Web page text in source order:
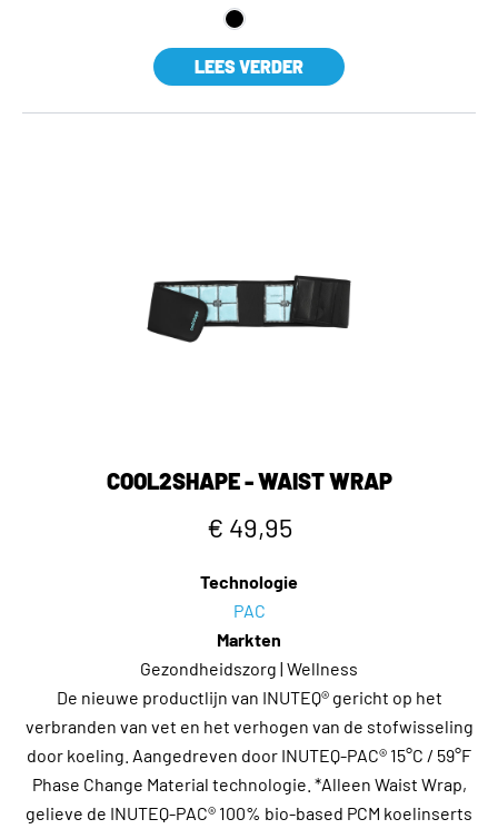
LEES VERDER
COOL2SHAPE - WAIST WRAP
€ 49,95
Technologie
PAC
Markten
Gezondheidszorg | Wellness
De nieuwe productlijn van INUTEQ® gericht op het
verbranden van vet en het verhogen van de stofwisseling
door koeling. Aangedreven door INUTEQ-PAC® 15°C / 59°F
Phase Change Material technologie. *Alleen Waist Wrap,
gelieve de INUTEQ-PAC® 100% bio-based PCM koelinserts